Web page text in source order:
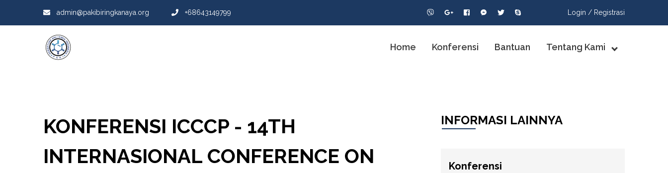
admin@pakibiringkanaya.org +68643149799 Login / Registrasi
Home Konferensi Bantuan Tentang Kami
KONFERENSI ICCCP - 14TH
INTERNASIONAL CONFERENCE ON
INFORMASI LAINNYA
Konferensi